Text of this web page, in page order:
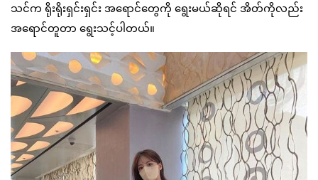
သင်က ရိုးရိုးရှင်းရှင်း အရောင်တွေကို ရွေးမယ်ဆိုရင် အိတ်ကိုလည်း
အရောင်တူတာ ရွေးသင့်ပါတယ်။